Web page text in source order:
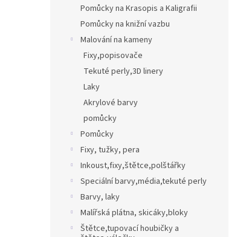
Pomůcky na Krasopis a Kaligrafii
Pomůcky na knižní vazbu
Malování na kameny
Fixy,popisovače
Tekuté perly,3D linery
Laky
Akrylové barvy
pomůcky
Pomůcky
Fixy, tužky, pera
Inkoust,fixy,štětce,polštářky
Speciální barvy,média,tekuté perly
Barvy, laky
Malířská plátna, skicáky,bloky
Štětce,tupovací houbičky a